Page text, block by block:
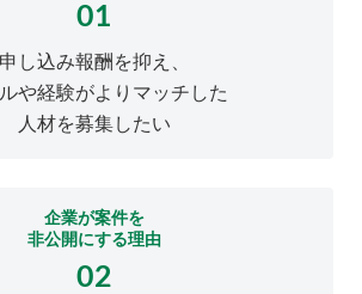
01
申し込み報酬を抑え、
や経験がよりマッチした
人材を募集したい
企業が案件を
非公開にする理由
02